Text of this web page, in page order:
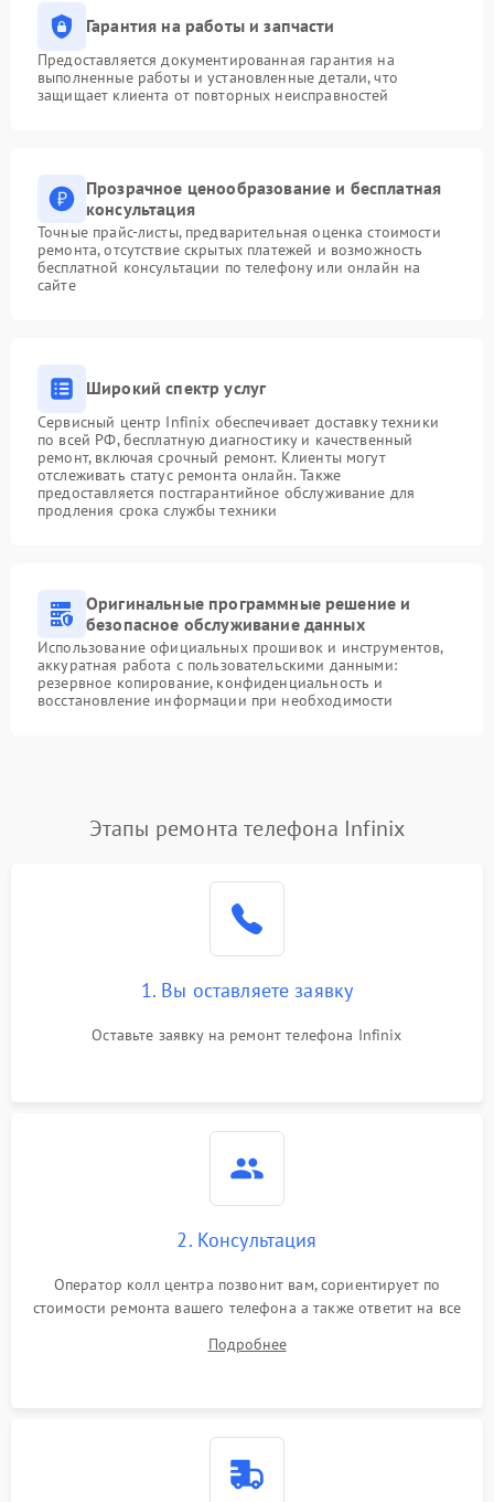
Гарантия на работы и запчасти
Предоставляется документированная гарантия на
выполненные работы и установленные детали, что
защищает клиента от повторных неисправностей
Прозрачное ценообразование и бесплатная
консультация
Точные прайс-листы, предварительная оценка стоимости
ремонта, отсутствие скрытых платежей и возможность
бесплатной консультации по телефону или онлайн на
сайте
Широкий спектр услуг
Сервисный центр Infinix обеспечивает доставку техники
по всей РФ, бесплатную диагностику и качественный
ремонт, включая срочный ремонт. Клиенты могут
отслеживать статус ремонта онлайн. Также
предоставляется постгарантийное обслуживание для
продления срока службы техники
Оригинальные программные решение и
безопасное обслуживание данных
Использование официальных прошивок и инструментов,
аккуратная работа с пользовательскими данными:
резервное копирование, конфиденциальность и
восстановление информации при необходимости
Этапы ремонта телефона Infinix
1. Вы оставляете заявку
Оставьте заявку на ремонт телефона Infinix
2. Консультация
Оператор колл центра позвонит вам, сориентирует по
стоимости ремонта вашего телефона а также ответит на все
Подробнее